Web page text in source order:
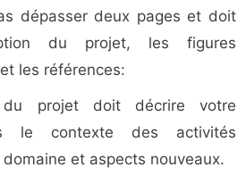
dépasser deux pages et doit
du projet, les figures
les références:
du projet doit décrire votre
le contexte des activités
et aspects nouveaux.